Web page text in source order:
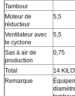
Tambour
Moteur de
réducteur
5,5
Ventilateur avec
le cyclone
5,5
Sas à air de
production
0,75
Total
14
Remarque